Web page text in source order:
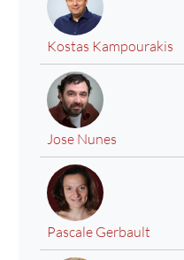
Kostas Kampourakis
Jose Nunes
Pascale Gerbault